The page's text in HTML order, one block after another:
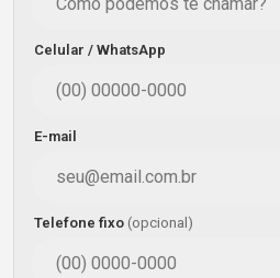
Celular / WhatsApp
E-mail
Telefone fixo (opcional)